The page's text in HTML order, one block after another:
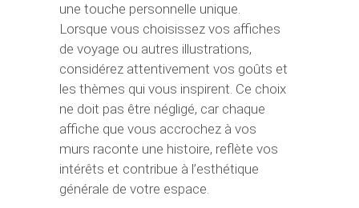
une touche personnelle unique.
Lorsque vous choisissez vos affiches
de voyage ou autres illustrations,
considérez attentivement vos goûts et
les thèmes qui vous inspirent. Ce choix
ne doit pas être négligé, car chaque
affiche que vous accrochez à vos
murs raconte une histoire, reflète vos
intérêts et contribue à l’esthétique
générale de votre espace.